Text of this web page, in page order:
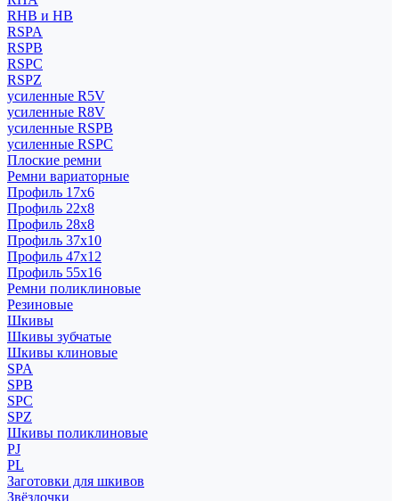
RHB и HB
RSPA
RSPB
RSPC
RSPZ
усиленные R5V
усиленные R8V
усиленные RSPB
усиленные RSPC
Плоские ремни
Ремни вариаторные
Профиль 17x6
Профиль 22x8
Профиль 28x8
Профиль 37x10
Профиль 47x12
Профиль 55x16
Ремни поликлиновые
Резиновые
Шкивы
Шкивы зубчатые
Шкивы клиновые
SPA
SPB
SPC
SPZ
Шкивы поликлиновые
PJ
PL
Заготовки для шкивов
Звёздочки